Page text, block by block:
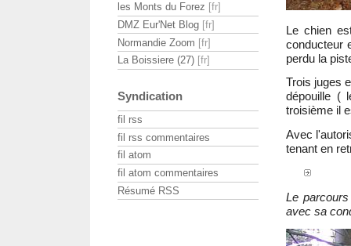
Le chien
conducteur
perdu la
Trois juges
dépouille (
troisième il
Avec
tenant en
Le
avec sa
les Monts du Forez
DMZ Eur'Net Blog
Normandie Zoom
La Boissiere (27)
Syndication
fil rss
fil rss commentaires
fil atom
fil atom commentaires
Résumé RSS